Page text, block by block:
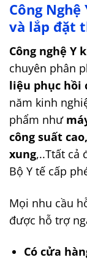
Công
và lắp đặt
Công nghệ Y
chuyên phân
liệu phục hồi
năm kinh
phẩm như
công suất cao,
xung,..Ttất cả
Bộ Y tế cấp
Mọi nhu cầu
được hỗ trợ
Có cửa